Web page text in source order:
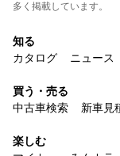
多く掲載しています。
知る
カタログ
ニュース
買う・売る
中古車検索
新車見
楽しむ